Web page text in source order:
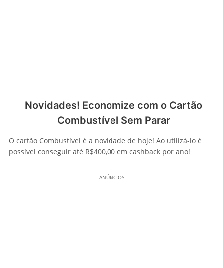
Novidades! Economize com o Cartão
Combustível Sem Parar
O cartão Combustível é a novidade de hoje! Ao utilizá-lo é
possível conseguir até R$400,00 em cashback por ano!
ANÚNCIOS